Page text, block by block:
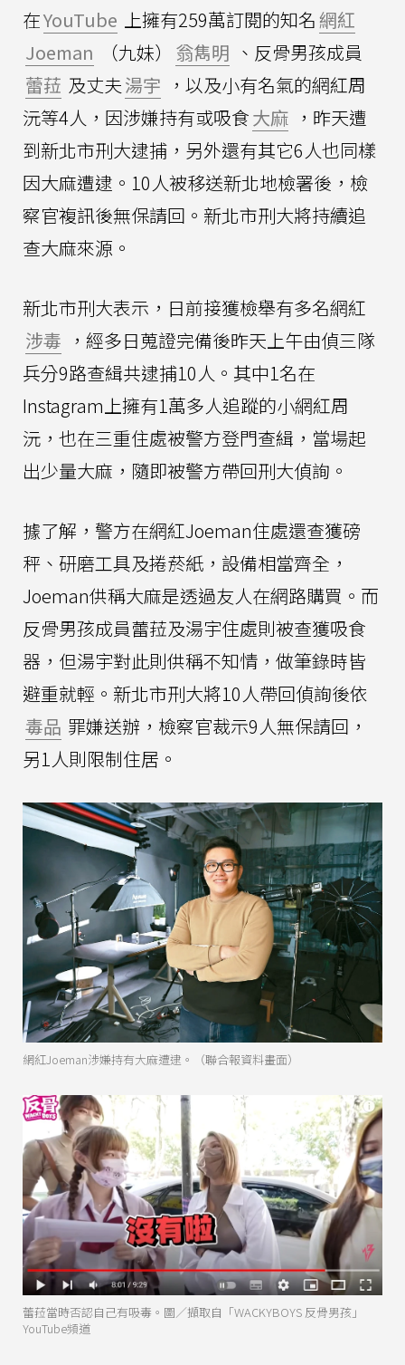
在YouTube 上擁有259萬訂閱的知名網紅
Joeman
（九妹） 翁雋明 、反骨男孩成員
蕾菈 及丈夫湯宇 ，以及小有名氣的網紅周
沅等4人，因涉嫌持有或吸食大麻 ，昨天遭
到新北市刑大逮捕，另外還有其它6人也同樣
因大麻遭逮。10人被移送新北地檢署後，檢
察官複訊後無保請回。新北市刑大將持續追
查大麻來源。
新北市刑大表示，日前接獲檢舉有多名網紅
涉毒 ，經多日蒐證完備後昨天上午由偵三隊
兵分9路查緝共逮捕10人。其中1名在
Instagram上擁有1萬多人追蹤的小網紅周
沅，也在三重住處被警方登門查緝，當場起
出少量大麻，隨即被警方帶回刑大偵詢。
據了解，警方在網紅Joeman住處還查獲磅
秤、研磨工具及捲菸紙，設備相當齊全，
Joeman供稱大麻是透過友人在網路購買。而
反骨男孩成員蕾菈及湯宇住處則被查獲吸食
器，但湯宇對此則供稱不知情，做筆錄時皆
避重就輕。新北市刑大將10人帶回偵詢後依
毒品 罪嫌送辦，檢察官裁示9人無保請回，
另1人則限制住居。
網紅Joeman涉嫌持有大麻遭逮。（聯合報資料畫面）
蕾菈當時否認自己有吸毒。圖／擷取自「WACKYBOYS 反骨男孩」
YouTube頻道